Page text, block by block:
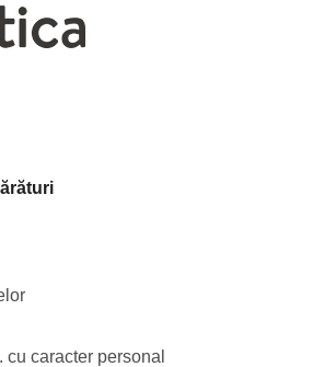
caracter personal